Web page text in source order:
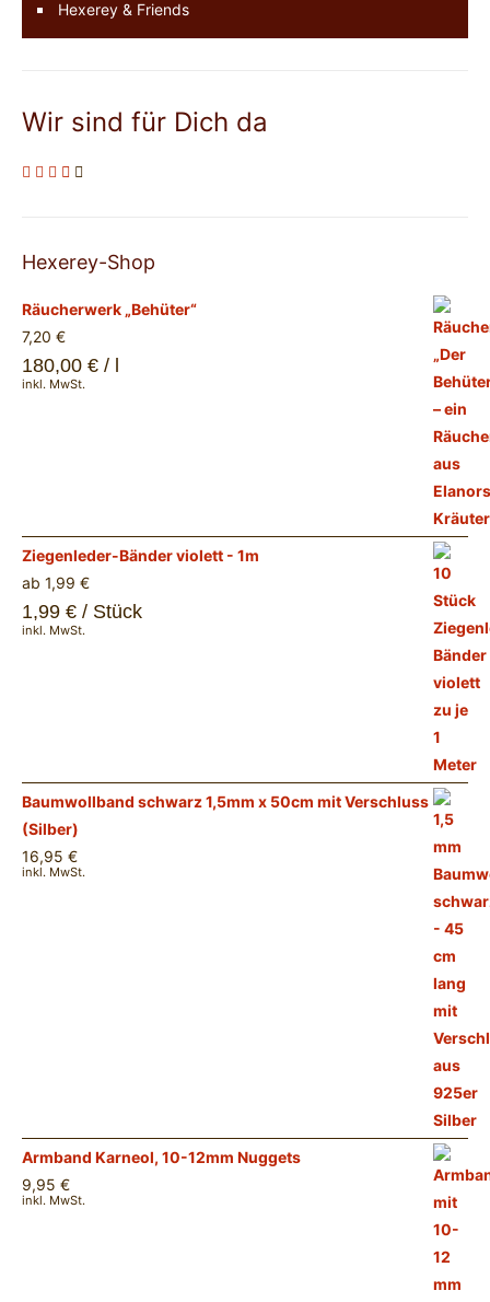
Hexerey & Friends
Wir sind für Dich da
Hexerey-Shop
Räucherwerk „Behüter“
7,20 €
180,00 € /
inkl. MwSt.
Ziegenleder-Bänder violett - 1m
ab 1,99 €
1,99 € / Stück
inkl. MwSt.
Baumwollband schwarz 1,5mm x 50cm mit Verschluss
(Silber)
16,95 €
inkl. MwSt.
Armband Karneol, 10-12mm Nuggets
9,95 €
inkl. MwSt.